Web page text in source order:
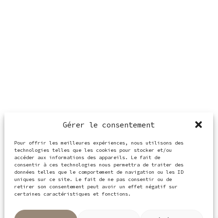
Gérer le consentement
Pour offrir les meilleures expériences, nous utilisons des
technologies telles que les cookies pour stocker et/ou
accéder aux informations des appareils. Le fait de
consentir à ces technologies nous permettra de traiter des
données telles que le comportement de navigation ou les ID
uniques sur ce site. Le fait de ne pas consentir ou de
retirer son consentement peut avoir un effet négatif sur
certaines caractéristiques et fonctions.